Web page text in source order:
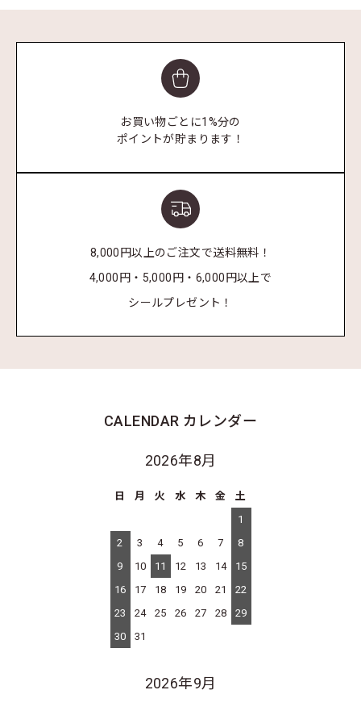
お買い物ごとに1%分の
ポイントが貯まります！
8,000円以上のご注文で送料無料！
4,000円・5,000円・6,000円以上で
シールプレゼント！
CALENDAR カレンダー
2026年8月
日 月 火 水 木 金
土
1
2
3 4 5 6 7
8
9
10 11 12 13 14
15
16
17 18 19 20 21
22
23
24 25 26 27 28
29
30
31
2026年9月